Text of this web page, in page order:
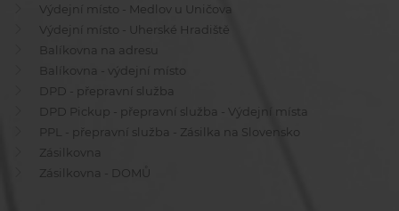
Výdejní místo - Medlov u Uničova
Výdejní místo - Uherské Hradiště
Balíkovna na adresu
Balíkovna - výdejní místo
DPD - přepravní služba
DPD Pickup - přepravní služba - Výdejní místa
PPL - přepravní služba - Zásilka na Slovensko
Zásilkovna
Zásilkovna - DOMŮ